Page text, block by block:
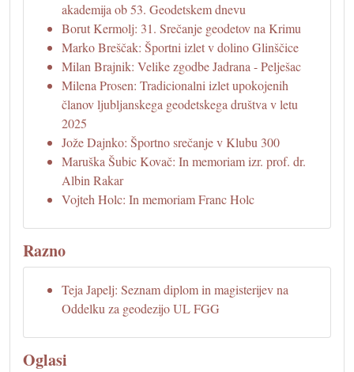
akademija ob 53. Geodetskem dnevu
Borut Kermolj: 31. Srečanje geodetov na Krimu
Marko Breščak: Športni izlet v dolino Glinščice
Milan Brajnik: Velike zgodbe Jadrana - Pelješac
Milena Prosen: Tradicionalni izlet upokojenih
članov ljubljanskega geodetskega društva v letu
2025
Jože Dajnko: Športno srečanje v Klubu 300
Maruška Šubic Kovač: In memoriam izr. prof. dr.
Albin Rakar
Vojteh Holc: In memoriam Franc Holc
Razno
Teja Japelj: Seznam diplom in magisterijev na
Oddelku za geodezijo UL FGG
Oglasi